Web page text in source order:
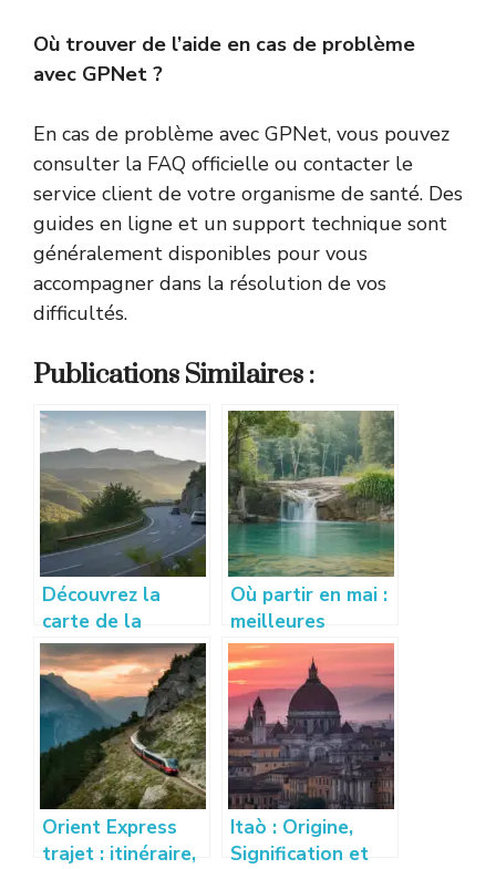
Où trouver de l’aide en cas de problème
avec GPNet ?
En cas de problème avec GPNet, vous pouvez
consulter la FAQ officielle ou contacter le
service client de votre organisme de santé. Des
guides en ligne et un support technique sont
généralement disponibles pour vous
accompagner dans la résolution de vos
difficultés.
Publications Similaires :
Découvrez la
carte de la
Lozère pour un
voyage
authentique
Où partir en mai :
meilleures
destinations pour
voyager au
printemps
Orient Express
trajet : itinéraire,
Itaò : Origine,
Signification et